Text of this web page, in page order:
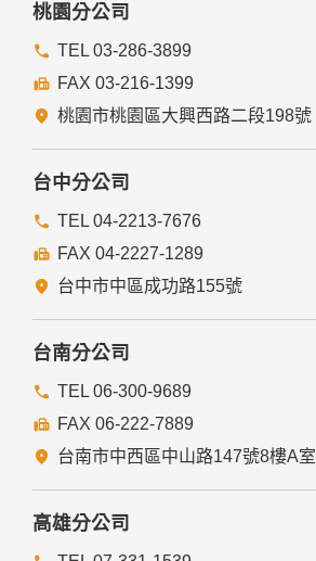
桃園分公司
TEL 03-286-3899
FAX 03-216-1399
桃園市桃園區大興西路二段198號
台中分公司
TEL 04-2213-7676
FAX 04-2227-1289
台中市中區成功路155號
台南分公司
TEL 06-300-9689
FAX 06-222-7889
台南市中西區中山路147號8樓A室
高雄分公司